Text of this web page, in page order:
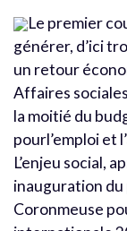
Le premier
générer, d’ici
un retour
Affaires
la moitié du
pourl’emploi et
L’enjeu social,
inauguration
Coronmeuse